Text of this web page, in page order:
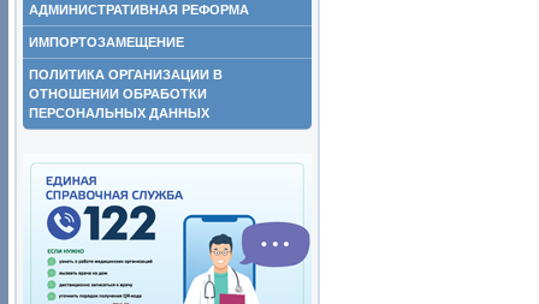
АДМИНИСТРАТИВНАЯ РЕФОРМА
ИМПОРТОЗАМЕЩЕНИЕ
ПОЛИТИКА ОРГАНИЗАЦИИ В
ОТНОШЕНИИ ОБРАБОТКИ
ПЕРСОНАЛЬНЫХ ДАННЫХ